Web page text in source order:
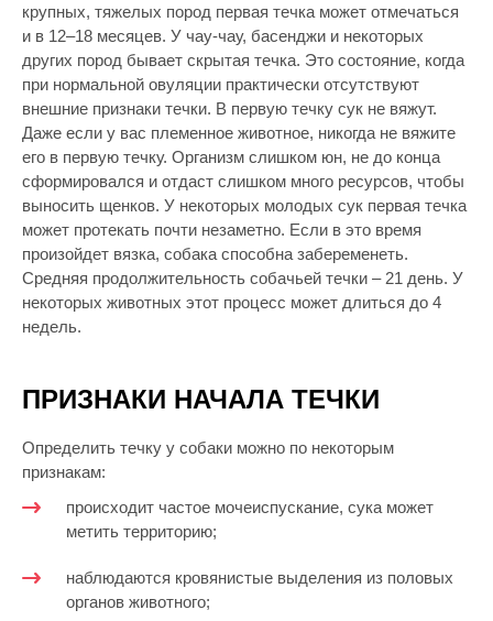
крупных, тяжелых пород первая течка может отмечаться
и в 12–18 месяцев. У чау-чау, басенджи и некоторых
других пород бывает скрытая течка. Это состояние, когда
при нормальной овуляции практически отсутствуют
внешние признаки течки. В первую течку сук не вяжут.
Даже если у вас племенное животное, никогда не вяжите
его в первую течку. Организм слишком юн, не до конца
сформировался и отдаст слишком много ресурсов, чтобы
выносить щенков. У некоторых молодых сук первая течка
может протекать почти незаметно. Если в это время
произойдет вязка, собака способна забеременеть.
Средняя продолжительность собачьей течки – 21 день. У
некоторых животных этот процесс может длиться до 4
недель.
ПРИЗНАКИ НАЧАЛА ТЕЧКИ
Определить течку у собаки можно по некоторым
признакам:
происходит частое мочеиспускание, сука может
метить территорию;
наблюдаются кровянистые выделения из половых
органов животного;